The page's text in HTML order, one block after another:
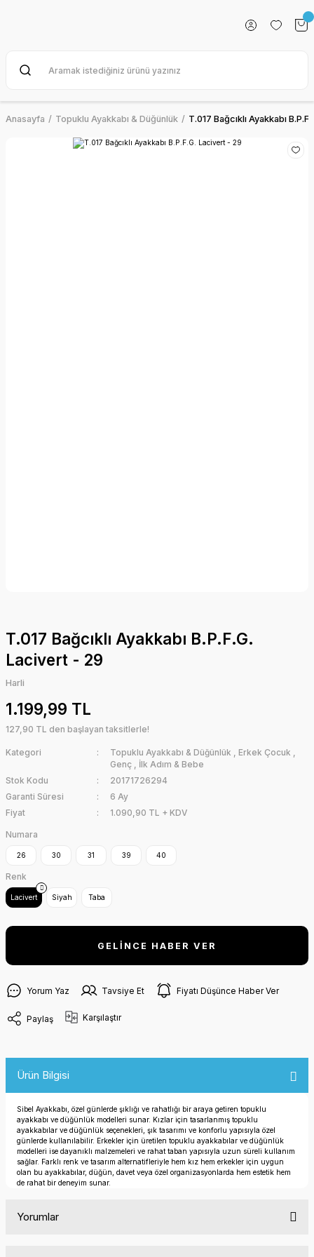
Anasayfa Topuklu Ayakkabı & Düğünlük T.017 Bağcıklı Ayakkabı
T.017 Bağcıklı Ayakkabı B.P.F.G.
Lacivert - 29
Harli
1.199,99 TL
127,90 TL den başlayan taksitlerle!
Kategori Topuklu Ayakkabı & Düğünlük , Erkek Çocuk ,
Genç , İlk Adım & Bebe
Stok Kodu
20171726294
Garanti Süresi
6 Ay
Fiyat
1.090,90 TL + KDV
Numara
26 30 31 39 40
Renk
Lacivert Siyah Taba
GELİNCE HABER VER
Yorum Yaz Tavsiye Et Fiyatı Düşünce Haber Ver
Paylaş Karşılaştır
Ürün Bilgisi
Sibel Ayakkabı, özel günlerde şıklığı ve rahatlığı bir araya getiren topuklu
ayakkabı ve düğünlük modelleri sunar. Kızlar için tasarlanmış topuklu
ayakkabılar ve düğünlük seçenekleri, şık tasarımı ve konforlu yapısıyla özel
günlerde kullanılabilir. Erkekler için üretilen topuklu ayakkabılar ve düğünlük
modelleri ise dayanıklı malzemeleri ve rahat taban yapısıyla uzun süreli kullanım
sağlar. Farklı renk ve tasarım alternatifleriyle hem kız hem erkekler için uygun
olan bu ayakkabılar, düğün, davet veya özel organizasyonlarda hem estetik hem
de rahat bir deneyim sunar.
Yorumlar